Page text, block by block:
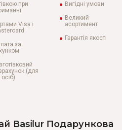
при
Visa і
за
(для
Вигідні умови
Великий
асортимент
Гарантія якості
Basilur Подарункова